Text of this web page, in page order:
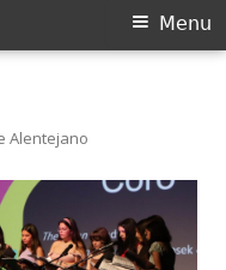
Alentejano
Menu